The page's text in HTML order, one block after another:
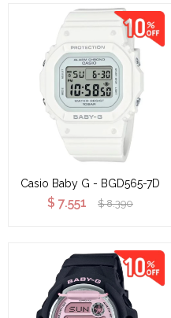
Casio Baby G - BGD565-7D
$ 7.551 $ 8.390